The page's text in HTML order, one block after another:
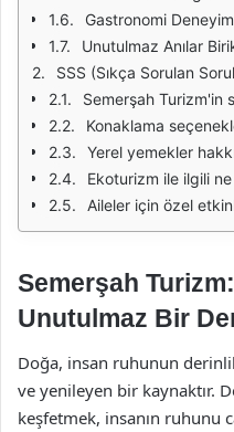
Gastronomi
Unutulmaz Anılar
SSS (Sıkça Sorulan
Semerşah Turizm'in
Konaklama
Yerel yemekler
Ekoturizm ile ilgili
Aileler için özel
Semerşah
Unutulmaz Bir
Doğa, insan ruhunun
ve yenileyen bir kaynaktır.
keşfetmek, insanın ruhunu